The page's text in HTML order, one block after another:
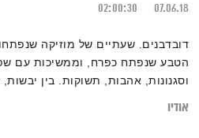
07.06.18
02:00:30
דובדבנים. שעתיים של מוזיקה
הטבע שנפתח כפרח, וממשיכות עם
וסגנונות, אהבות, תשוקות. בין
אודיו